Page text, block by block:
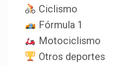
Ciclismo
Fórmula 1
Motociclismo
Otros deportes